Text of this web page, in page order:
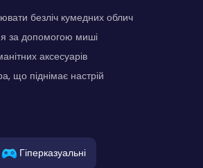
безліч кумедних облич
за допомогою миші
аксесуарів
що піднімає настрій
Гіперказуальні